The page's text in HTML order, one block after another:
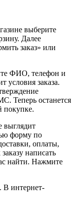
выберите
Далее
заказ» или
ФИО, телефон и
условия заказа.
Теперь останется
покупке.
выглядит
форму по
оплаты,
написать
найти. Нажмите
В интернет-